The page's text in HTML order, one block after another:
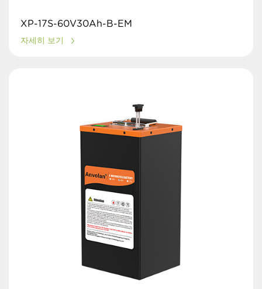
XP-17S-60V30Ah-B-EM
자세히 보기